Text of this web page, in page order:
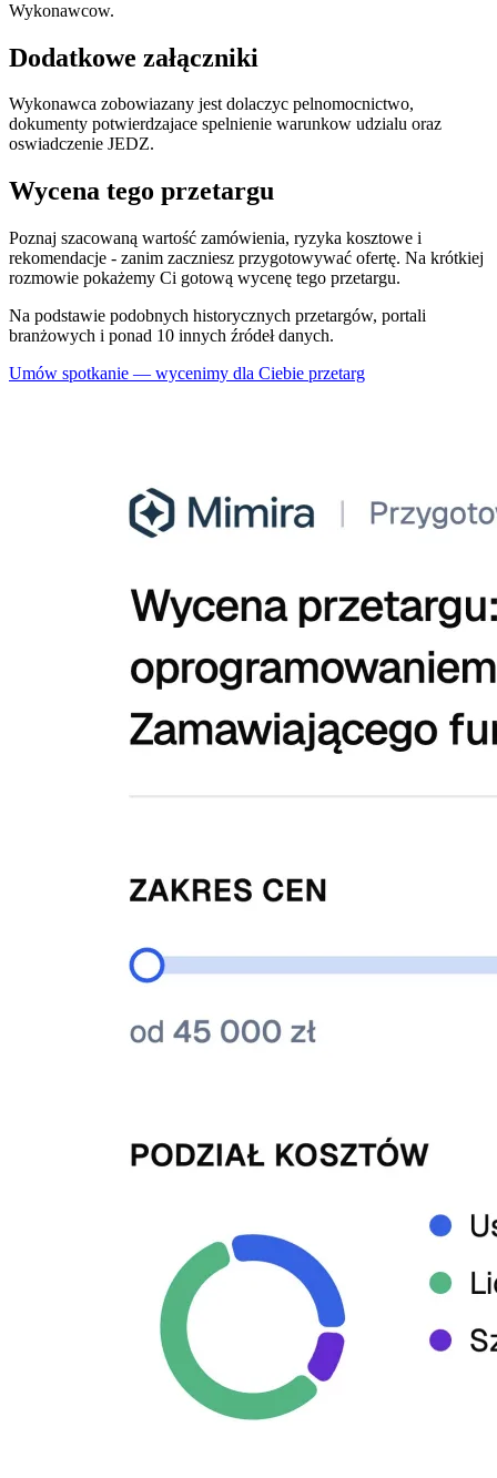
Wykonawcow.
Dodatkowe załączniki
Wykonawca zobowiazany jest dolaczyc pelnomocnictwo,
dokumenty potwierdzajace spelnienie warunkow udzialu oraz
oswiadczenie JEDZ.
Wycena tego przetargu
Poznaj szacowaną wartość zamówienia, ryzyka kosztowe i
rekomendacje - zanim zaczniesz przygotowywać ofertę. Na krótkiej
rozmowie pokażemy Ci gotową wycenę tego przetargu.
Na podstawie podobnych historycznych przetargów, portali
branżowych i ponad 10 innych źródeł danych.
Umów spotkanie — wycenimy dla Ciebie przetarg